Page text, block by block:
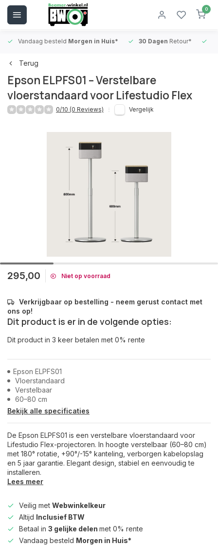
0
Vandaag besteld Morgen in Huis* 30 Dagen Retour*
Terug
Epson ELPFS01 – Verstelbare
vloerstandaard voor Lifestudio Flex
0/10 (0 Reviews) Vergelijk
295,00 Niet op voorraad
Verkrijgbaar op bestelling - neem gerust contact met
ons op!
Dit product is er in de volgende opties:
Dit product in 3 keer betalen met 0% rente
Epson ELPFS01
Vloerstandaard
Verstelbaar
60–80 cm
Bekijk alle specificaties
De Epson ELPFS01 is een verstelbare vloerstandaard voor
Lifestudio Flex-projectoren. In hoogte verstelbaar (60–80 cm)
met 180° rotatie, +90°/-15° kanteling, verborgen kabelopslag
en 5 jaar garantie. Elegant design, stabiel en eenvoudig te
installeren.
Lees meer
Veilig met Webwinkelkeur
Altijd Inclusief BTW
Betaal in 3 gelijke delen met 0% rente
Vandaag besteld Morgen in Huis*